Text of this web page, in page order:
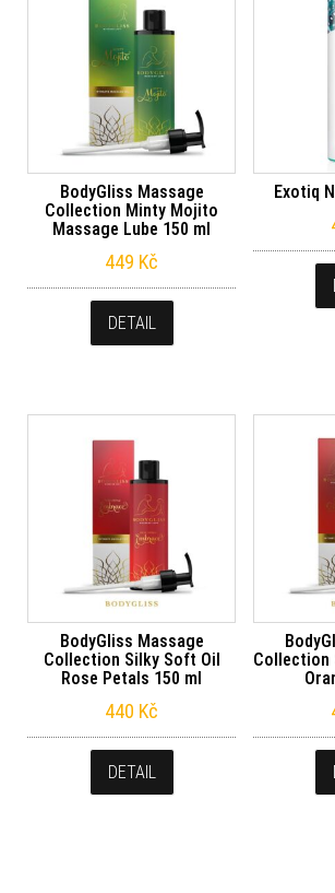
BodyGliss Massage
Collection Minty Mojito
Massage Lube 150 ml
449 Kč
DETAIL
Exotiq
BodyGliss Massage
Collection Silky Soft Oil
Rose Petals 150 ml
440 Kč
DETAIL
Collection